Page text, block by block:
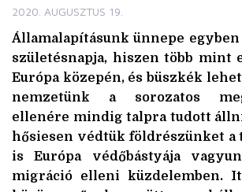
2020. AUGUSZTUS 19.
Államalapításunk ünnepe
születésnapja, hiszen több mint
Európa közepén, és büszkék
nemzetünk a sorozatos
ellenére mindig talpra tudott
hősiesen védtük földrészünket a
is Európa védőbástyája
migráció elleni küzdelemben.